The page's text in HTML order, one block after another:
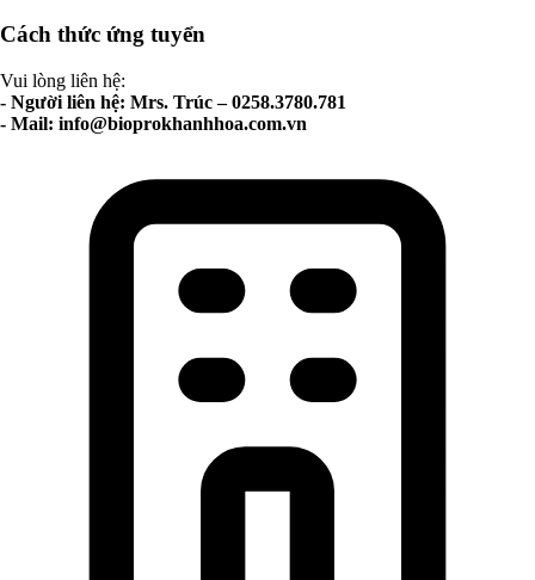
Cách thức ứng tuyển
Vui lòng liên hệ:
- Người liên hệ: Mrs. Trúc – 0258.3780.781
- Mail: info@bioprokhanhhoa.com.vn